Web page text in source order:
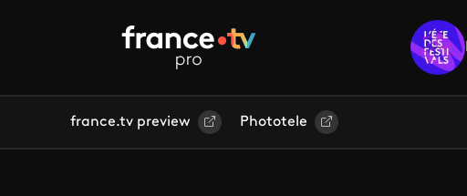
france.tv preview Phototele